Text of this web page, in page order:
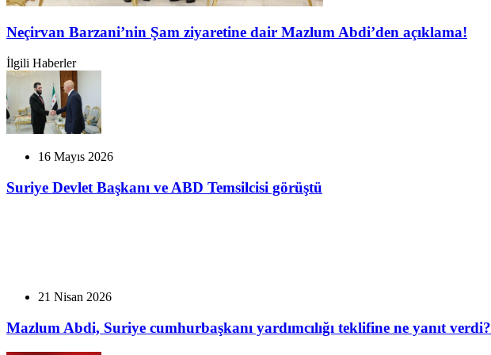
Neçirvan Barzani’nin Şam ziyaretine dair Mazlum Abdi’den açıklama!
İlgili Haberler
16 Mayıs 2026
Suriye Devlet Başkanı ve ABD Temsilcisi görüştü
21 Nisan 2026
Mazlum Abdi, Suriye cumhurbaşkanı yardımcılığı teklifine ne yanıt verdi?